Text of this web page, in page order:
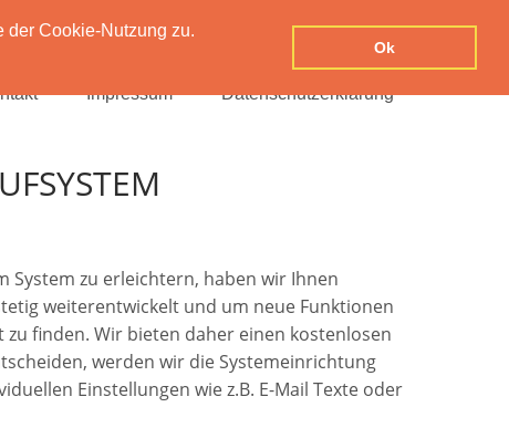
der Cookie-Nutzung zu.
Ok
Impressum Datenschutzerklärung
System zu erleichtern, haben wir Ihnen
weiterentwickelt und um neue Funktionen
finden. Wir bieten daher einen kostenlosen
werden wir die Systemeinrichtung
Einstellungen wie z.B. E-Mail Texte oder